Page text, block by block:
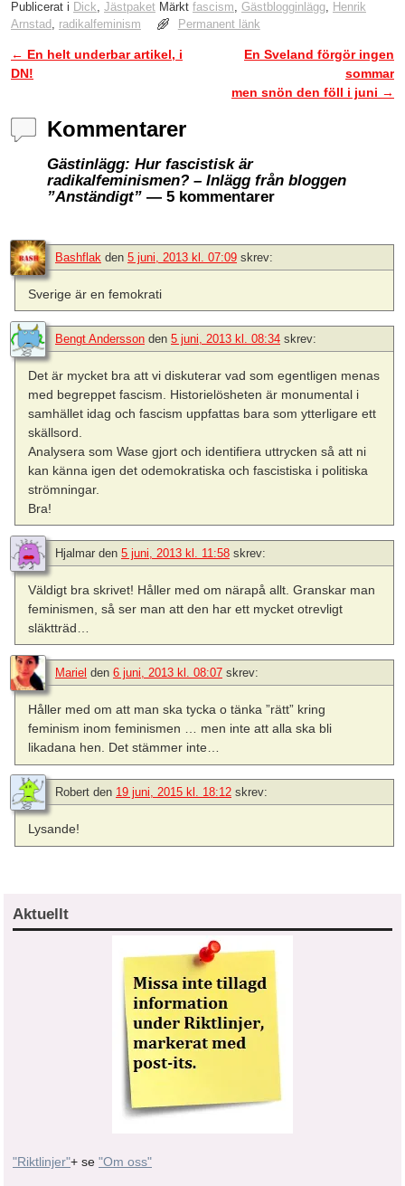
Publicerat i Dick, Jästpaket Märkt fascism, Gästblogginlägg, Henrik
Arnstad , radikalfeminism Permanent länk
Inläggsnavigering
← En helt underbar artikel, i
DN!
En Sveland förgör ingen
sommar
men snön den föll i juni →
Kommentarer
Gästinlägg: Hur fascistisk är
radikalfeminismen? – Inlägg från bloggen
”Anständigt” — 5 kommentarer
Bashflak den 5 juni, 2013 kl. 07:09 skrev:
Sverige är en femokrati
Bengt Andersson den 5 juni, 2013 kl. 08:34 skrev:
Det är mycket bra att vi diskuterar vad som egentligen menas
med begreppet fascism. Historielösheten är monumental i
samhället idag och fascism uppfattas bara som ytterligare ett
skällsord.
Analysera som Wase gjort och identifiera uttrycken så att ni
kan känna igen det odemokratiska och fascistiska i politiska
strömningar.
Bra!
Hjalmar den 5 juni, 2013 kl. 11:58 skrev:
Väldigt bra skrivet! Håller med om närapå allt. Granskar man
feminismen, så ser man att den har ett mycket otrevligt
släktträd…
Mariel den 6 juni, 2013 kl. 08:07 skrev:
Håller med om att man ska tycka o tänka ”rätt” kring
feminism inom feminismen … men inte att alla ska bli
likadana hen. Det stämmer inte…
Robert den 19 juni, 2015 kl. 18:12 skrev:
Lysande!
Aktuellt
"Riktlinjer"+ se "Om oss"